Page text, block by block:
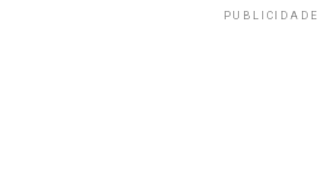
PUBLICIDADE